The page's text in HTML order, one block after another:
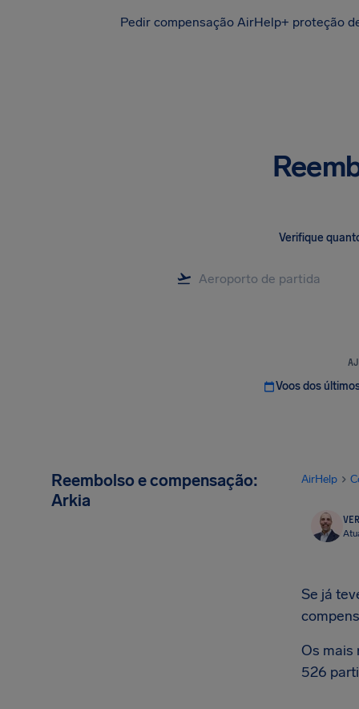
Pedir compensação AirHelp+ proteção
Verifique
Voos dos
Reembolso e compensação:
Arkia
AirHelp
Se já
Os mais
526